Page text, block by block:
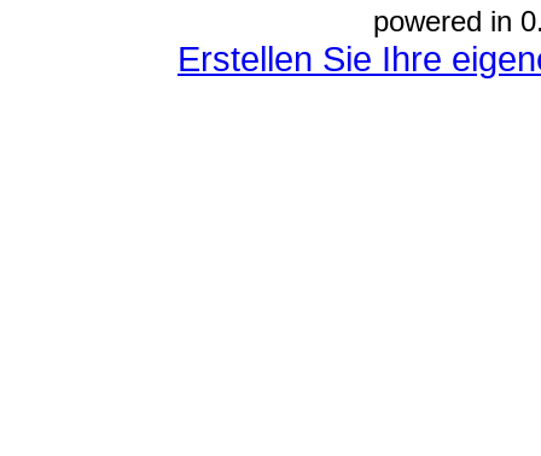
powered in
Erstellen Sie Ihre